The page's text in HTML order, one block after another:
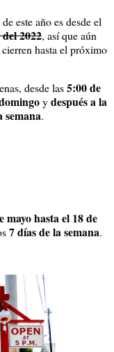
este año es desde el
2022, así que aún
hasta el próximo
desde las5:00 de
ydespués a la
semana.
mayo hasta el 18 de
7 días de la semana.